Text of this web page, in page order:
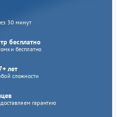
30 минут
бесплатно
бесплатно
лет
сложности
гарантию